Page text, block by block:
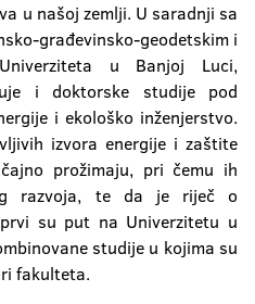
u našoj zemlji. U saradnji sa
građevinsko-geodetskim i
u Banjoj Luci,
i doktorske studije pod
i ekološko inženjerstvo.
izvora energije i zaštite
prožimaju, pri čemu ih
razvoja, te da je riječ o
su put na Univerzitetu u
studije u kojima su
fakulteta.